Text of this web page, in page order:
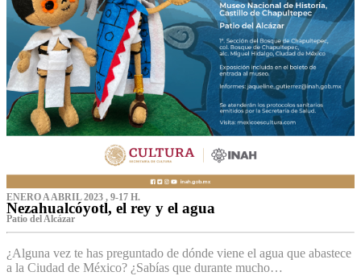
ENERO A ABRIL 2023 , 9-17 H.
Nezahualcóyotl, el rey y el agua
Patio del Alcázar
¿Alguna vez te has preguntado de dónde viene el agua que abastece
a la Ciudad de México? ¿Sabías que durante mucho…